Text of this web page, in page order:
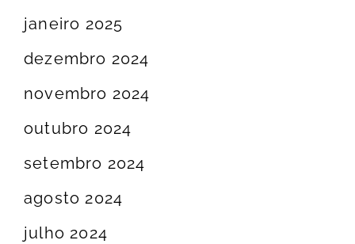
janeiro 2025
dezembro 2024
novembro 2024
outubro 2024
setembro 2024
agosto 2024
julho 2024